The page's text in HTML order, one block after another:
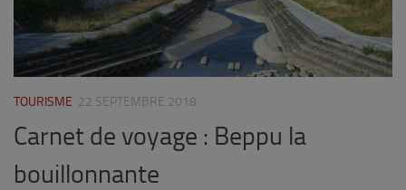
TOURISME 22 SEPTEMBRE 2018
Carnet de voyage : Beppu la
bouillonnante